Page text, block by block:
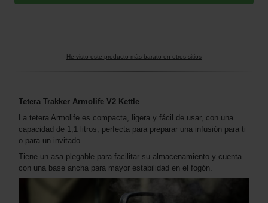
He visto este producto más barato en otros sitios
Tetera Trakker Armolife V2 Kettle
La tetera Armolife es compacta, ligera y fácil de usar, con una
capacidad de 1,1 litros, perfecta para preparar una infusión para ti
o para un invitado.
Tiene un asa plegable para facilitar su almacenamiento y cuenta
con una base ancha para mayor estabilidad en el fogón.